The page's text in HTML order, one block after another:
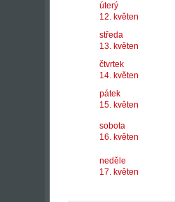
úterý
12. květen
středa
13. květen
čtvrtek
14. květen
pátek
15. květen
sobota
16. květen
neděle
17. květen